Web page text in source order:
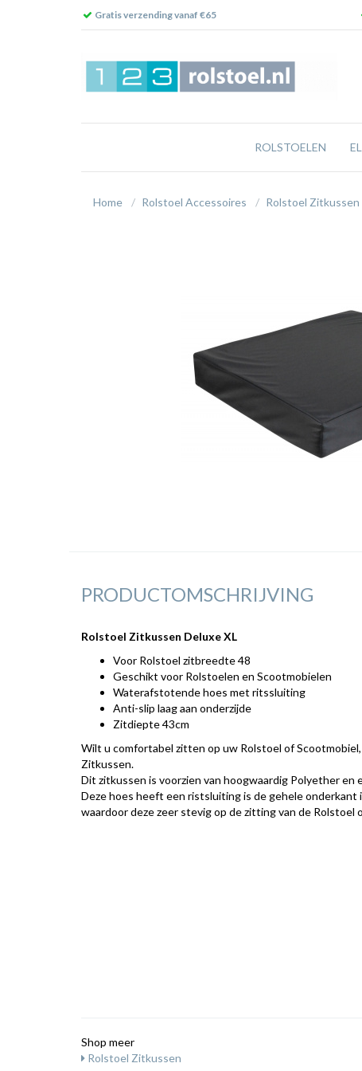
Gratis verzending vanaf €65
ROLSTOELEN
Home Rolstoel Accessoires Rolstoel Zitkussen
PRODUCTOMSCHRIJVING
Rolstoel Zitkussen Deluxe XL
Voor Rolstoel zitbreedte 48
Geschikt voor Rolstoelen en Scootmobielen
Waterafstotende hoes met ritssluiting
Anti-slip laag aan onderzijde
Zitdiepte 43cm
Wilt u comfortabel zitten op uw Rolstoel of
Zitkussen.
Dit zitkussen is voorzien van hoogwaardig Polyether
Deze hoes heeft een ristsluiting is de gehele onderkant
waardoor deze zeer stevig op de zitting van de
Shop meer
Rolstoel Zitkussen